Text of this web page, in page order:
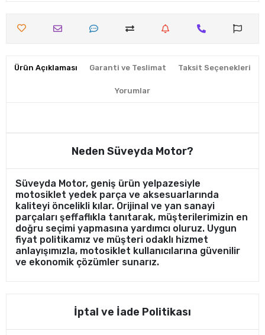
Ürün Açıklaması Garanti ve Teslimat Taksit Seçenekleri
Yorumlar
Neden Süveyda Motor?
Süveyda Motor, geniş ürün yelpazesiyle
motosiklet yedek parça ve aksesuarlarında
kaliteyi öncelikli kılar. Orijinal ve yan sanayi
parçaları şeffaflıkla tanıtarak, müşterilerimizin en
doğru seçimi yapmasına yardımcı oluruz. Uygun
fiyat politikamız ve müşteri odaklı hizmet
anlayışımızla, motosiklet kullanıcılarına güvenilir
ve ekonomik çözümler sunarız.
İptal ve İade Politikası